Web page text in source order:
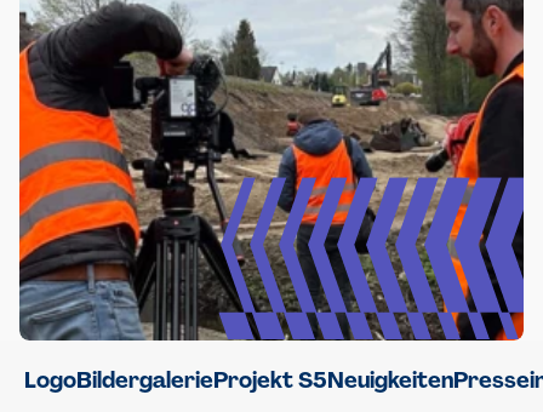
LogoBildergalerieProjekt S5Neuigkeiten